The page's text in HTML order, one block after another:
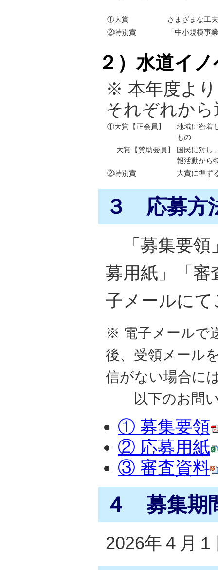
①大賞
さまざまな工
②特別賞
「中小規模事
２）水道イ
※ 本年度より
それぞれか
①大賞【正会員】
地域に密着
もの
大賞【賛助会員】
国民に対し
報活動から
②特別賞
大賞に準ず
３ 応募方
「募集要領
募用紙」「審
子メールに
※ 電子メールで
後、受領メール
信がない場合に
以下のお問い
① 募集要領
② 応募用紙
③ 審査資料
４ 募集期
2026年４月